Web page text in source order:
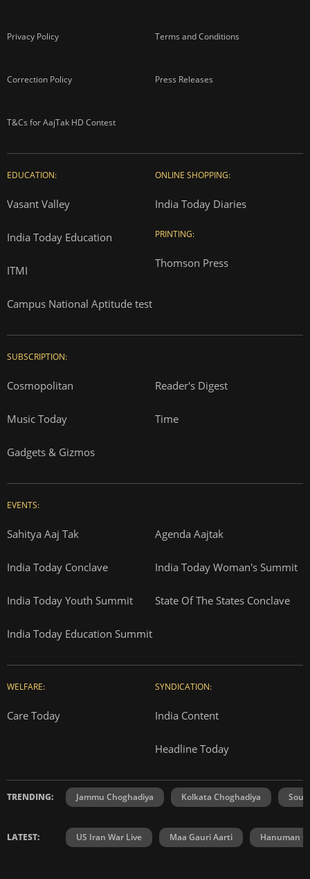
Privacy Policy Terms and Conditions
Correction Policy Press Releases
T&Cs for AajTak HD Contest
EDUCATION:
Vasant Valley
India Today Education
ITMI
Campus National Aptitude test
ONLINE SHOPPING:
India Today Diaries
PRINTING:
Thomson Press
SUBSCRIPTION:
Cosmopolitan Reader's Digest
Music Today Time
Gadgets & Gizmos
EVENTS:
Sahitya Aaj Tak Agenda Aajtak
India Today Conclave India Today Woman's Summit
India Today Youth Summit State Of The States Conclave
India Today Education Summit
WELFARE:
Care Today
SYNDICATION:
India Content
Headline Today
TRENDING: Jammu Choghadiya Kolkata Choghadiya
LATEST: US Iran War Live Maa Gauri Aarti Hanuman